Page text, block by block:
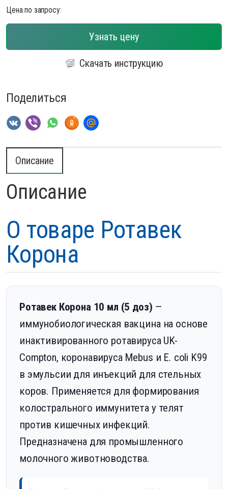
Цена по запросу:
Узнать цену
Скачать инструкцию
Поделиться
Описание
Описание
О товаре Ротавек
Корона
Ротавек Корона 10 мл (5 доз) —
иммунобиологическая вакцина на основе
инактивированного ротавируса UK-
Compton, коронавируса Mebus и E. coli K99
в эмульсии для инъекций для стельных
коров. Применяется для формирования
колострального иммунитета у телят
против кишечных инфекций.
Предназначена для промышленного
молочного животноводства.